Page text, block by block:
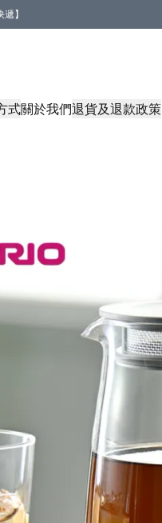
】
式關於我們退貨及退款政策